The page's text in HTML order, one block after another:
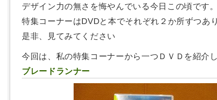
デザイン力の無さを悔やんでいる今日この頃です
特集コーナーはDVDと本でそれぞれ２か所ずつあ
是非、見てみてください
今回は、私の特集コーナーから一つＤＶＤを紹介
ブレードランナー